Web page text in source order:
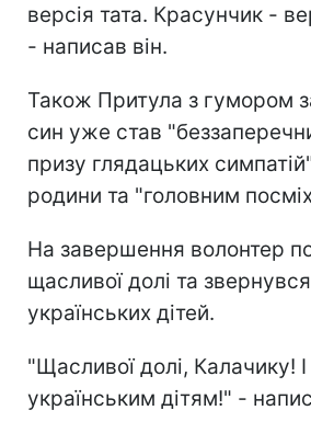
версія тата. Красунчик -
- написав він.
Також Притула з гумором
син уже став
призу глядацьких
родини та "головним
На завершення волонтер
щасливої долі та
українських дітей.
"Щасливої долі, Калачику! І
українським дітям!" -